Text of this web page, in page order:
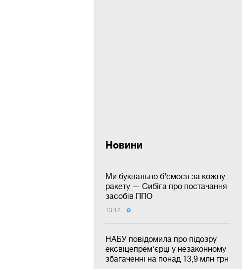
Новини
Ми буквально б’ємося за кожну
ракету — Сибіга про постачання
засобів ППО
13:12
НАБУ повідомила про підозру
ексвіцепрем’єрці у незаконному
збагаченні на понад 13,9 млн грн